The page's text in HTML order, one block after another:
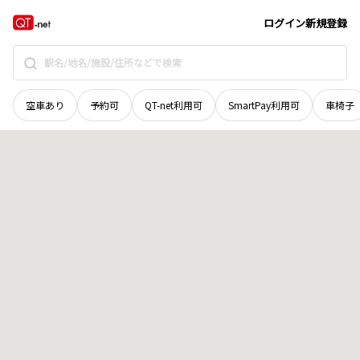
ログイン新規登録
空車あり 予約可 QT-net利用可 SmartPay利用可 車椅子
宮城県